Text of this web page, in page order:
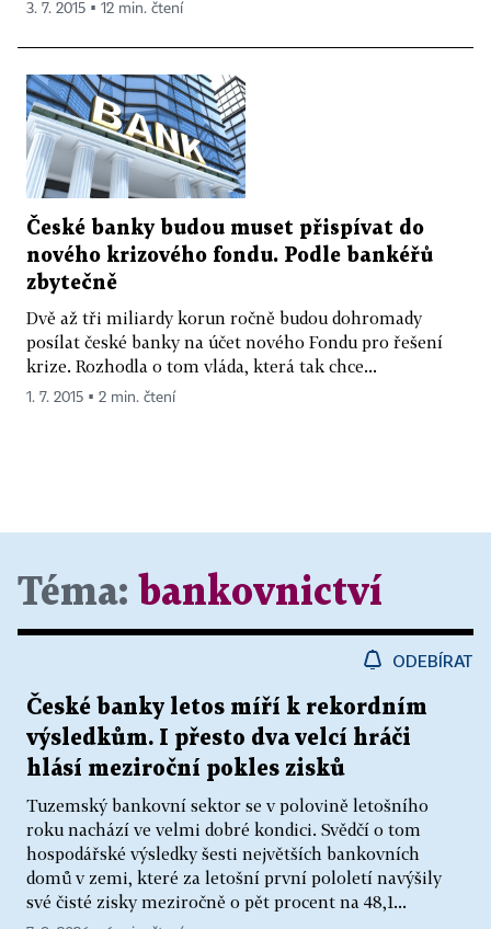
3. 7. 2015 ▪ 12 min. čtení
České banky budou muset přispívat do
nového krizového fondu. Podle bankéřů
zbytečně
Dvě až tři miliardy korun ročně budou dohromady
posílat české banky na účet nového Fondu pro řešení
krize. Rozhodla o tom vláda, která tak chce...
1. 7. 2015 ▪ 2 min. čtení
Téma: bankovnictví
ODEBÍRAT
České banky letos míří k rekordním
výsledkům. I přesto dva velcí hráči
hlásí meziroční pokles zisků
Tuzemský bankovní sektor se v polovině letošního
roku nachází ve velmi dobré kondici. Svědčí o tom
hospodářské výsledky šesti největších bankovních
domů v zemi, které za letošní první pololetí navýšily
své čisté zisky meziročně o pět procent na 48,1...